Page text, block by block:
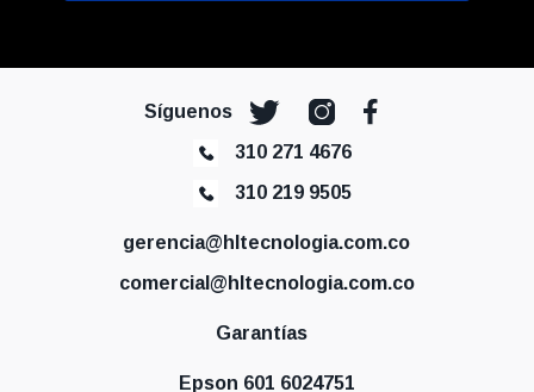
Síguenos
310 271 4676
310 219 9505
gerencia@hltecnologia.com.co
comercial@hltecnologia.com.co
Garantías
Epson 601 6024751